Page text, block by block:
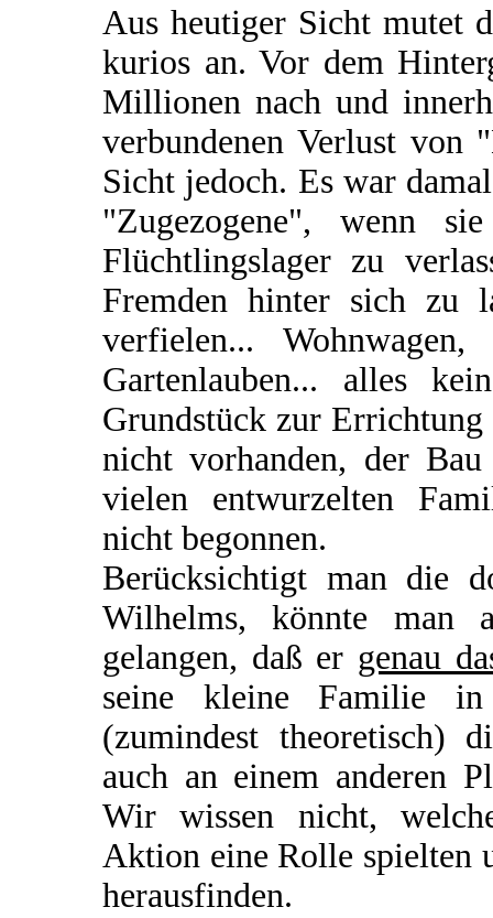
Aus heutiger Sicht mutet
kurios an. Vor dem
Millionen nach und
verbundenen Verlust
Sicht jedoch. Es war
"Zugezogene", wenn
Flüchtlingslager zu
Fremden hinter sich zu
verfielen... Wohnwagen,
Gartenlauben... alles
Grundstück zur Errichtung
nicht vorhanden, der
vielen entwurzelten
nicht begonnen.
Berücksichtigt man die
Wilhelms, könnte man
gelangen, daß er genau
seine kleine Familie
(zumindest theoretisch)
auch an einem anderen
Wir wissen nicht,
Aktion eine Rolle spielten
herausfinden.